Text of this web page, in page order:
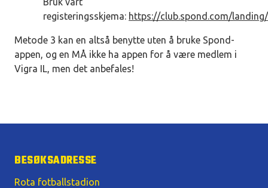
registeringsskjema: https://club.spond.com/
Metode 3 kan en altså benytte uten å bruke Spond-
appen, og en MÅ ikke ha appen for å være medlem i
Vigra IL, men det anbefales!
BESØKSADRESSE
Rota fotballstadion